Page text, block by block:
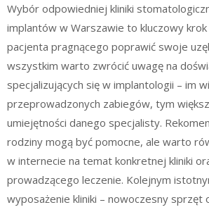
Wybór odpowiedniej kliniki
implantów w Warszawie to kluczowy krok
pacjenta pragnącego poprawić swoje
wszystkim warto zwrócić uwagę na
specjalizujących się w implantologii – im
przeprowadzonych zabiegów, tym
umiejętności danego specjalisty.
rodziny mogą być pomocne, ale warto
w internecie na temat konkretnej kliniki
prowadzącego leczenie. Kolejnym
wyposażenie kliniki – nowoczesny sprzęt